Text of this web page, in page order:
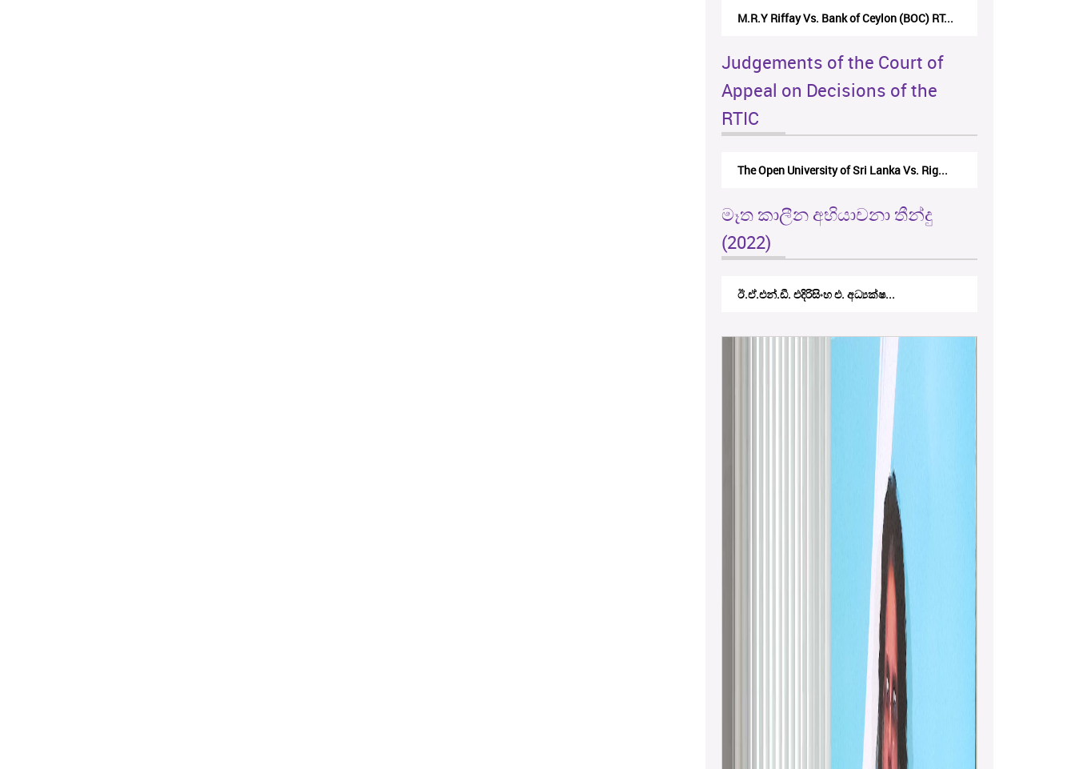
M.R.Y Riffay Vs. Bank of Ceylon (BOC) RT...
Judgements of the Court of
Appeal on Decisions of the
RTIC
The Open University of Sri Lanka Vs. Rig...
මෑත කාලීන අභියාචනා තීන්දු
(2022)
ඊ.ඒ.එන්.ඩී. එදිරිසිංහ එ. අධ්‍යක්ෂ...